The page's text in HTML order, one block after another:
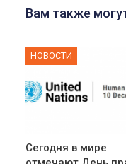
Вам также
НОВОСТИ
Сегодня в мире